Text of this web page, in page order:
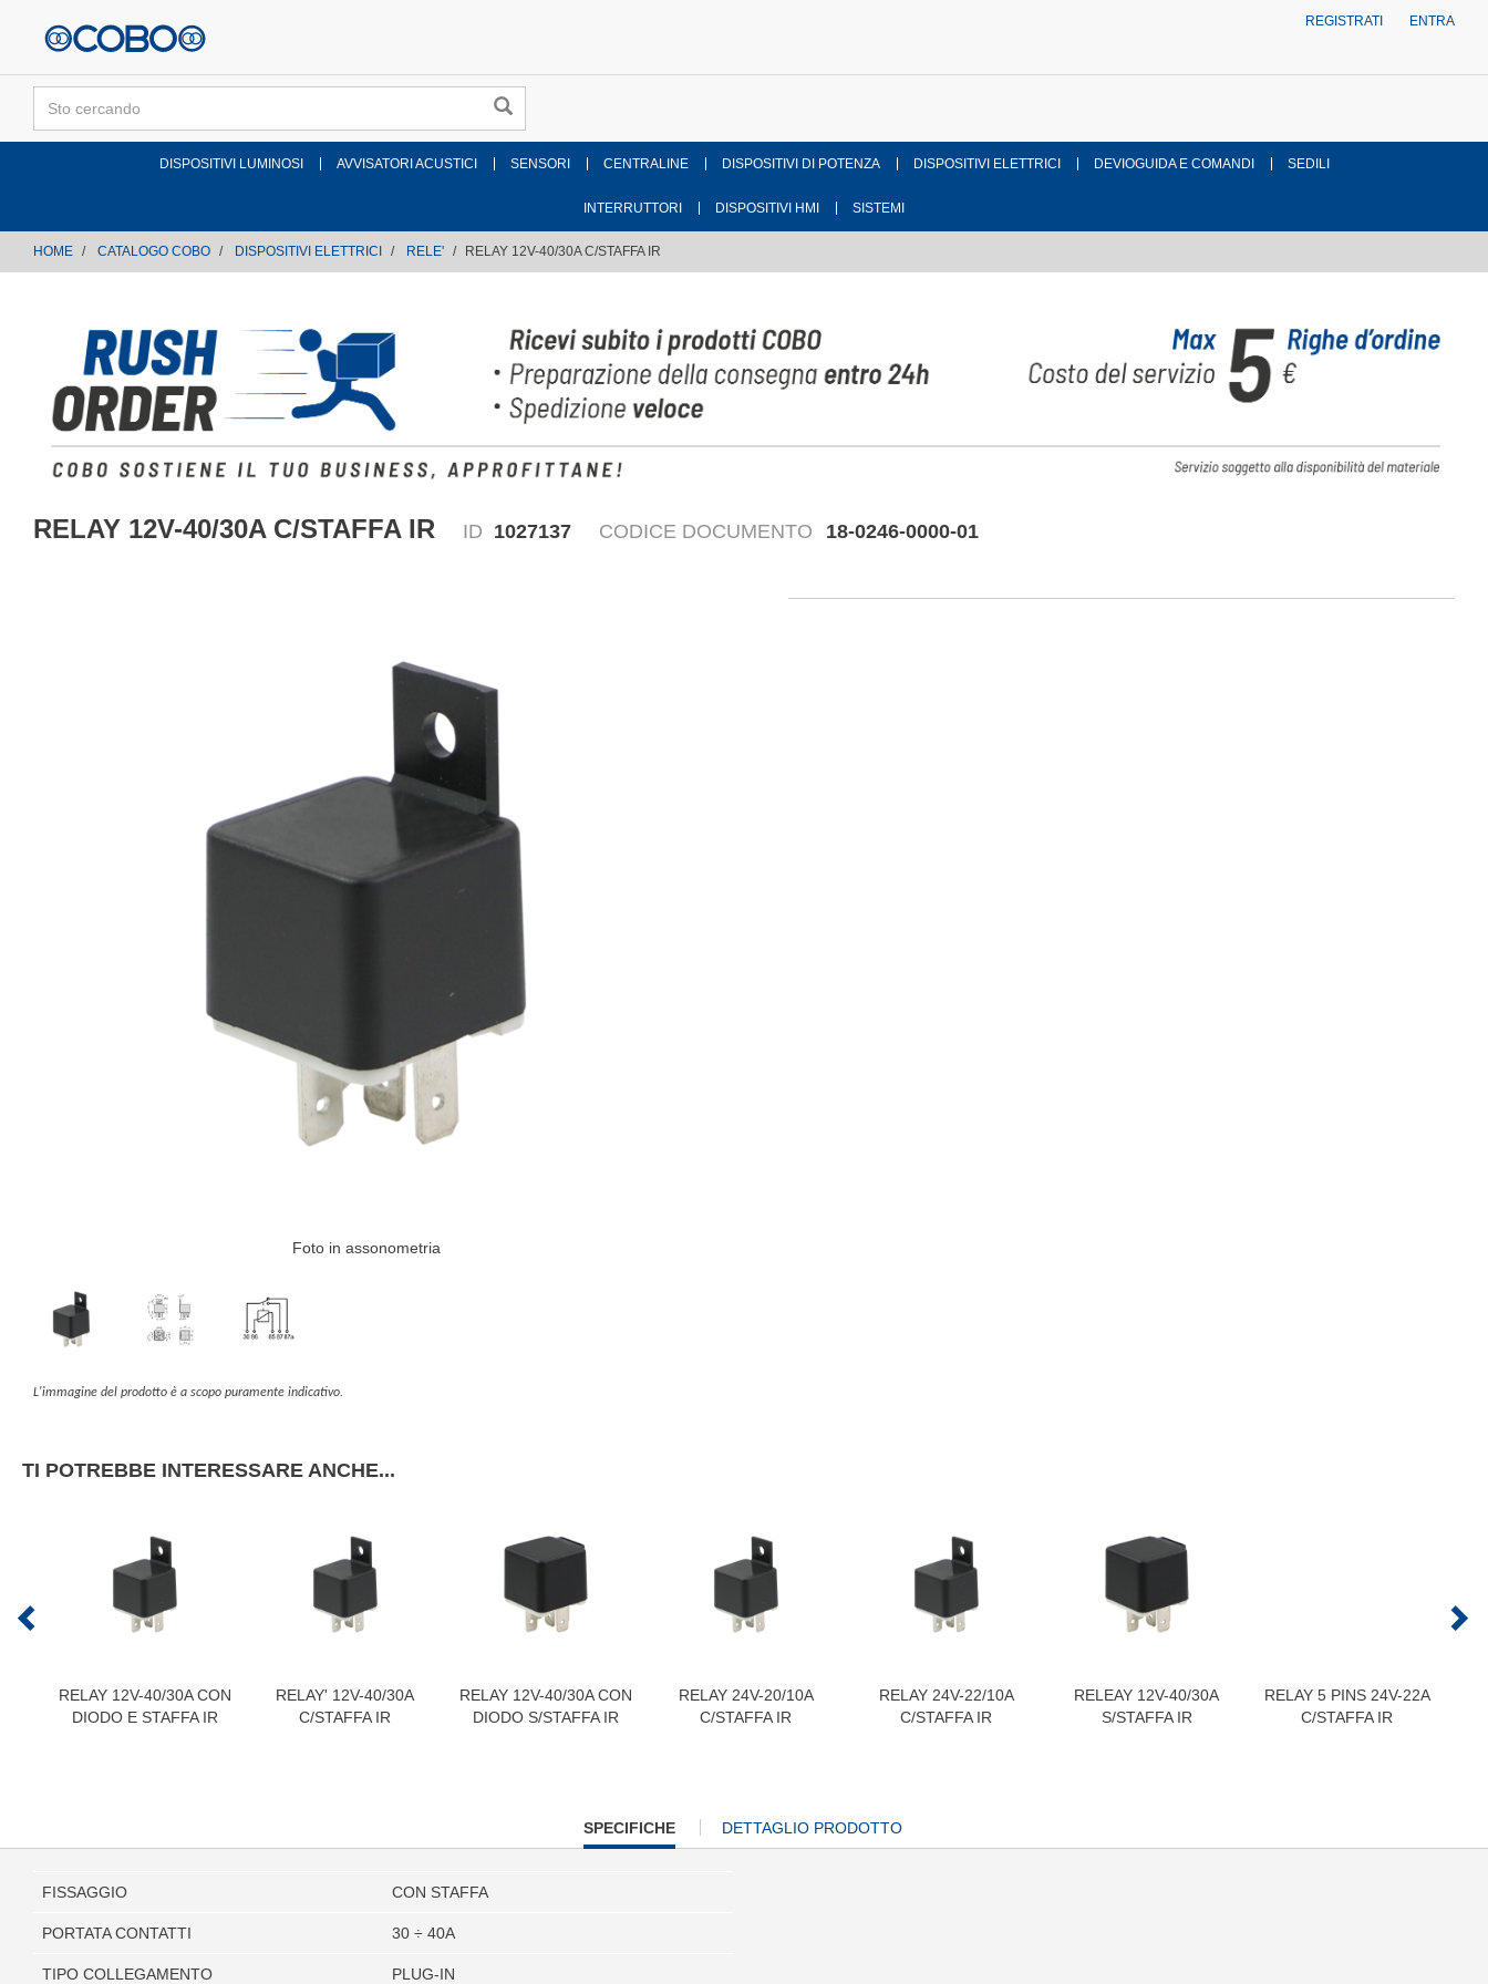
REGISTRATI ENTRA
DISPOSITIVI LUMINOSI AVVISATORI ACUSTICI SENSORI CENTRALINE DISPOSITIVI DI POTENZA DISPOSITIVI ELETTRICI DEVIOGUIDA E COMANDI SEDILI
INTERRUTTORI DISPOSITIVI HMI SISTEMI
HOME CATALOGO COBO DISPOSITIVI ELETTRICI RELE' RELAY 12V-40/30A C/STAFFA IR
RELAY 12V-40/30A C/STAFFA IR ID 1027137 CODICE DOCUMENTO 18-0246-0000-01
Foto in assonometria
L'immagine del prodotto è a scopo puramente indicativo.
TI POTREBBE INTERESSARE ANCHE...
RELAY 12V-40/30A CON
DIODO E STAFFA IR
RELAY' 12V-40/30A
C/STAFFA IR
RELAY 12V-40/30A CON
DIODO S/STAFFA IR
RELAY 24V-20/10A
C/STAFFA IR
RELAY 24V-22/10A
C/STAFFA IR
RELEAY 12V-40/30A
S/STAFFA IR
RELAY 5 PINS 24V-22A
C/STAFFA IR
CURRENT
TAB:
SPECIFICHE DETTAGLIO PRODOTTO
FISSAGGIO CON STAFFA
PORTATA CONTATTI 30 ÷ 40A
TIPO COLLEGAMENTO PLUG-IN